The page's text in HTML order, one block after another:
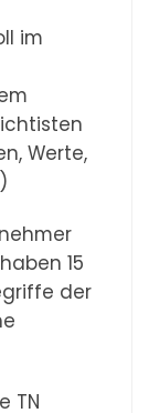
im
Werte,
15
der
TN